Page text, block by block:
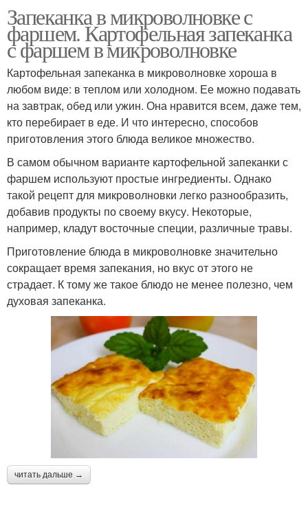
Запеканка в микроволновке с
фаршем. Картофельная запеканка
с фаршем в микроволновке
Картофельная запеканка в микроволновке хороша в
любом виде: в теплом или холодном. Ее можно подавать
на завтрак, обед или ужин. Она нравится всем, даже тем,
кто перебирает в еде. И что интересно, способов
приготовления этого блюда великое множество.
В самом обычном варианте картофельной запеканки с
фаршем используют простые ингредиенты. Однако
такой рецепт для микроволновки легко разнообразить,
добавив продукты по своему вкусу. Некоторые,
например, кладут восточные специи, различные травы.
Приготовление блюда в микроволновке значительно
сокращает время запекания, но вкус от этого не
страдает. К тому же такое блюдо не менее полезно, чем
духовая запеканка.
читать дальше →